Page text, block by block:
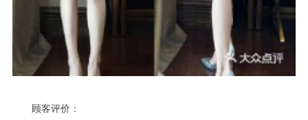
顾客评价：